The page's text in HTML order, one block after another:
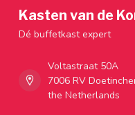
Kasten van de
Dé buffetkast expert
Voltastraat 50A
7006 RV
the Netherlands